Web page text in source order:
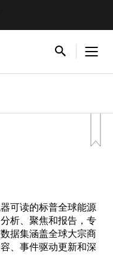
可读的标普全球能源
析、聚焦和报告，专
据集涵盖全球大宗商
、事件驱动更新和深